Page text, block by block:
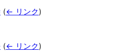
(← リンク)
(← リンク)